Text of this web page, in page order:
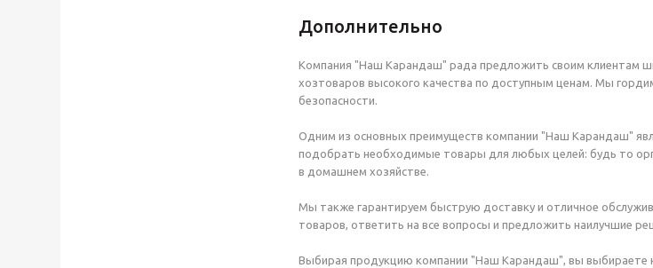
Дополнительно
Компания "Наш Карандаш" рада предложить своим клиентам
хозтоваров высокого качества по доступным ценам. Мы
безопасности.
Одним из основных преимуществ компании "Наш Карандаш"
подобрать необходимые товары для любых целей: будь то
в домашнем хозяйстве.
Мы также гарантируем быструю доставку и отличное
товаров, ответить на все вопросы и предложить наилучшие
Выбирая продукцию компании "Наш Карандаш", вы выбираете